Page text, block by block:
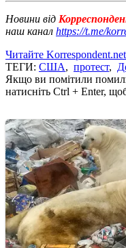
Новини від
наш канал https://t.me/
Читайте
ТЕГИ: США, протест,
Якщо ви помітили
натисніть Ctrl + Enter,